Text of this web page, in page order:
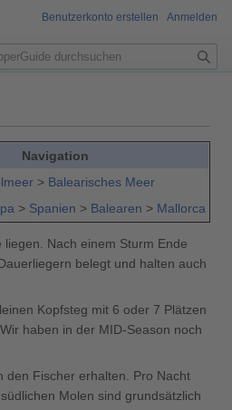
Navigation
> Balearisches Meer
> Spanien > Balearen > Mallorca
Nach einem Sturm Ende
belegt und halten auch
Kopfsteg mit 6 oder 7 Plätzen
haben in der MID-Season noch
den Fischer erhalten. Pro Nacht
Molen sind grundsätzlich
Benutzerkonto erstellen Anmelden